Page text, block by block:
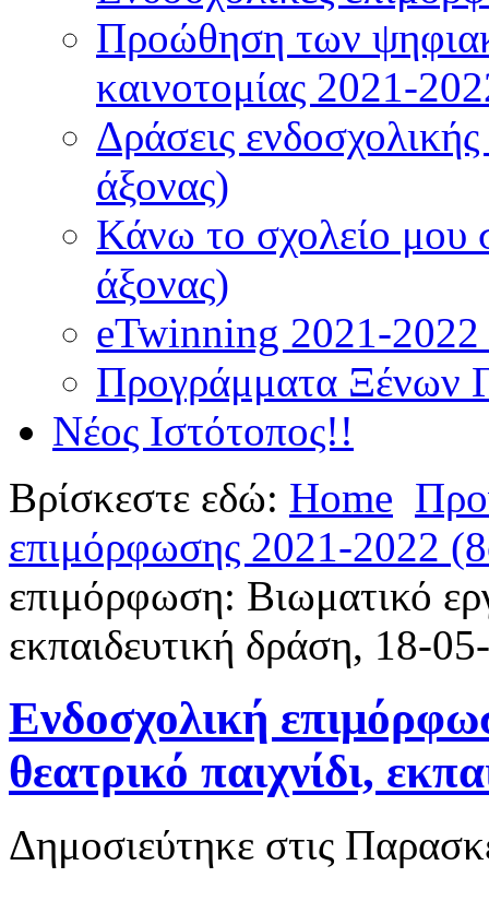
Προώθηση των
καινοτομίας 2021-
Δράσεις
άξονας)
Κάνω το σχολείο μου
άξονας)
eTwinning 2021-
Προγράμματα Ξένων
Νέος Ιστότοπος!!
Βρίσκεστε εδώ: Home
επιμόρφωσης 2021-2022
επιμόρφωση: Βιωματικό
εκπαιδευτική δράση, 18-
Ενδοσχολική
θεατρικό παιχνίδι,
Δημοσιεύτηκε στις